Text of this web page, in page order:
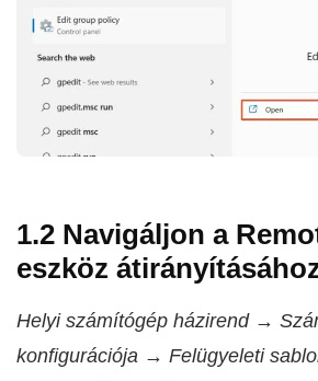
1.2 Navigáljon a
eszköz
Helyi számítógép házirend →
konfigurációja → Felügyeleti